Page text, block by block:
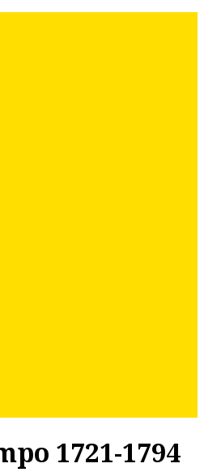
1721-1794